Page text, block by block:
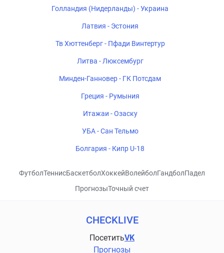
Голландия (Нидерланды) - Украина
Латвия - Эстония
Тв Хюттенберг - Пфади Винтертур
Литва - Люксембург
Минден-Ганновер - ГК Потсдам
Греция - Румыния
Итажаи - Озаску
УБА - Сан Тельмо
Болгария - Кипр U-18
ФутболТеннисБаскетболХоккейВолейболГандболПадел
ПрогнозыТочный счет
CHECKLIVE
ПосетитьVK
Прогнозы